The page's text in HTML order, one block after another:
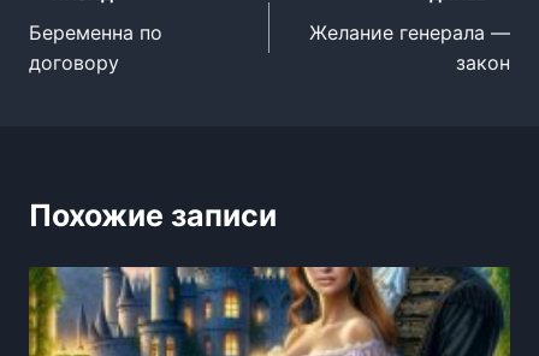
по
Беременна по
договору
Желание генерала —
закон
Похожие записи